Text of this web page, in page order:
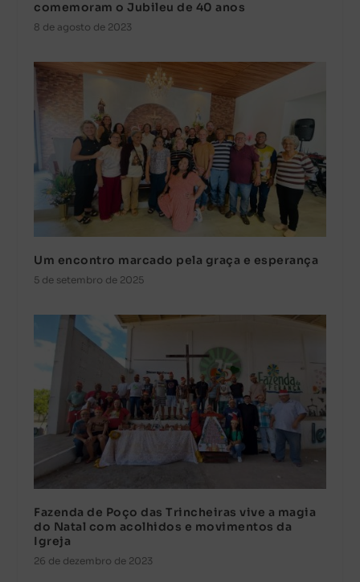
comemoram o Jubileu de 40 anos
8 de agosto de 2023
Um encontro marcado pela graça e esperança
5 de setembro de 2025
Fazenda de Poço das Trincheiras vive a magia
do Natal com acolhidos e movimentos da
Igreja
26 de dezembro de 2023